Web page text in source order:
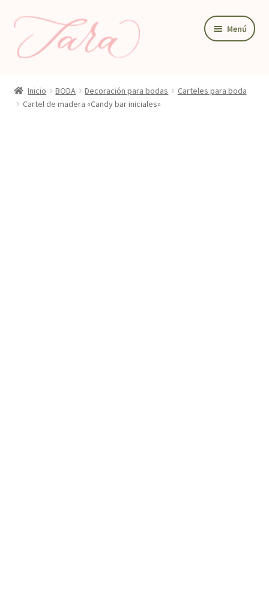
Ir
la
Ir
contenido
Menú
PAPELERIA DE BODA
Inicio BODA Decoración para bodas
Carteles para boda
Cartel de madera «Candy bar iniciales»